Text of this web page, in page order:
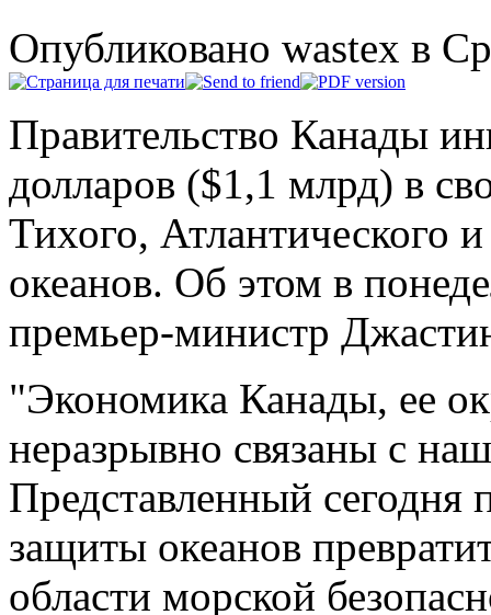
Опубликовано wastex в
Правительство Канады
долларов ($1,1 млрд) в
Тихого, Атлантического
океанов. Об этом в
премьер-министр
"Экономика Канады, ее
неразрывно связаны с
Представленный
защиты океанов
области морской